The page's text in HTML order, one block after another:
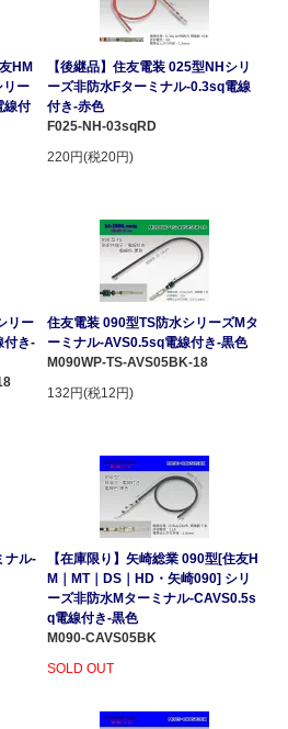
HM
リー
線付
【後継品】住友電装 025型NHシリ
ーズ非防水Fターミナル-0.3sq電線
付き-赤色
F025-NH-03sqRD
220円(税20円)
リー
付き-
住友電装 090型TS防水シリーズMタ
ーミナル-AVS0.5sq電線付き-黒色
M090WP-TS-AVS05BK-18
132円(税12円)
ナル-
【在庫限り】矢崎総業 090型[住友H
M｜MT｜DS｜HD・矢崎090] シリ
ーズ非防水Mターミナル-CAVS0.5s
q電線付き-黒色
M090-CAVS05BK
SOLD OUT